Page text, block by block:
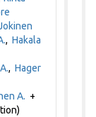
,Hakala
,Hager
A. +